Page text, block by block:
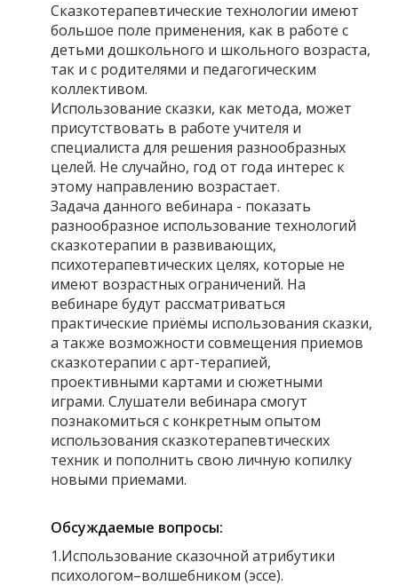
Сказкотерапевтические технологии имеют
большое поле применения, как в работе с
детьми дошкольного и школьного возраста,
так и с родителями и педагогическим
коллективом.
Использование сказки, как метода, может
присутствовать в работе учителя и
специалиста для решения разнообразных
целей. Не случайно, год от года интерес к
этому направлению возрастает.
Задача данного вебинара - показать
разнообразное использование технологий
сказкотерапии в развивающих,
психотерапевтических целях, которые не
имеют возрастных ограничений. На
вебинаре будут рассматриваться
практические приёмы использования сказки,
а также возможности совмещения приемов
сказкотерапии с арт-терапией,
проективными картами и сюжетными
играми. Слушатели вебинара смогут
познакомиться с конкретным опытом
использования сказкотерапевтических
техник и пополнить свою личную копилку
новыми приемами.
Обсуждаемые вопросы:
1.Использование сказочной атрибутики
психологом–волшебником (эссе).